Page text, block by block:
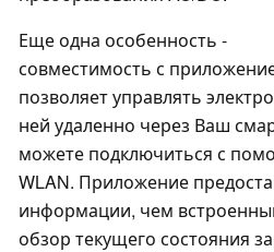
Еще одна особенность -
совместимость с
позволяет управлять
ней удаленно через Ваш
можете подключиться с
WLAN. Приложение
информации, чем
обзор текущего состояния